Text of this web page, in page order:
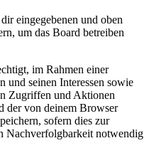
eingegebenen und oben
um das Board betreiben
im Rahmen einer
und seinen Interessen sowie
Zugriffen und Aktionen
der von deinem Browser
sofern dies zur
Nachverfolgbarkeit notwendig